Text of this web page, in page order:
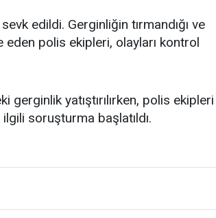
edildi. Gerginliğin tırmandığı ve
eden polis ekipleri, olayları kontrol
gerginlik yatıştırılırken, polis ekipleri
soruşturma başlatıldı.